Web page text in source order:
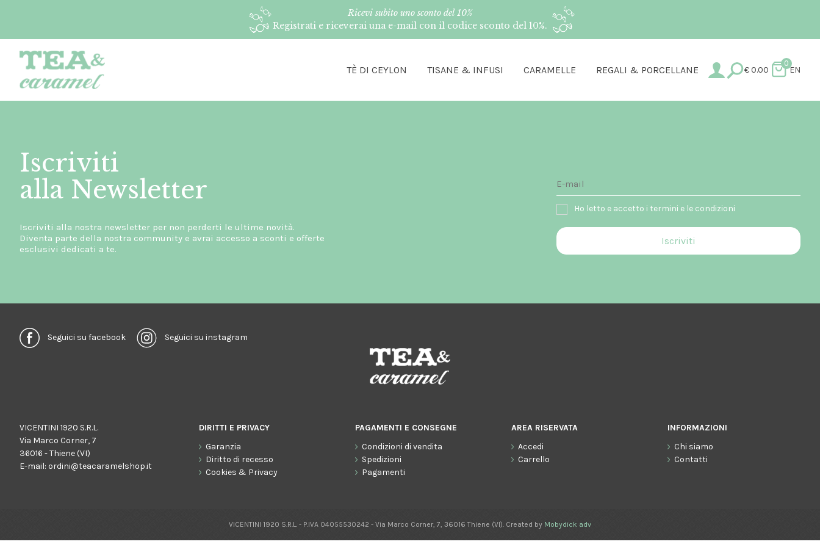
Ricevi subito uno sconto del 10%
Registrati e riceverai una e-mail con il codice sconto del 10%.
TÈ DI CEYLON TISANE & INFUSI CARAMELLE REGALI & PORCELLANE € 0.00
0
EN
Iscriviti
alla Newsletter
Iscriviti alla nostra newsletter per non perderti le ultime novità.
Diventa parte della nostra community e avrai accesso a sconti e offerte
esclusivi dedicati a te.
Ho letto e accetto i termini e le condizioni
Seguici su facebook Seguici su instagram
VICENTINI 1920 S.R.L.
Via Marco Corner, 7
36016 - Thiene (VI)
E-mail: ordini@teacaramelshop.it
DIRITTI E PRIVACY
Garanzia
Diritto di recesso
Cookies & Privacy
PAGAMENTI E CONSEGNE
Condizioni di vendita
Spedizioni
Pagamenti
AREA RISERVATA
Accedi
Carrello
INFORMAZIONI
Chi siamo
Contatti
VICENTINI 1920 S.R.L. - P.IVA 04055530242 - Via Marco Corner, 7, 36016 Thiene (VI). Created by Mobydick adv